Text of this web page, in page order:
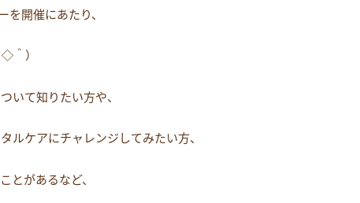
開催にあたり、
＾）
いて知りたい方や、
ルケアにチャレンジしてみたい方、
とがあるなど、